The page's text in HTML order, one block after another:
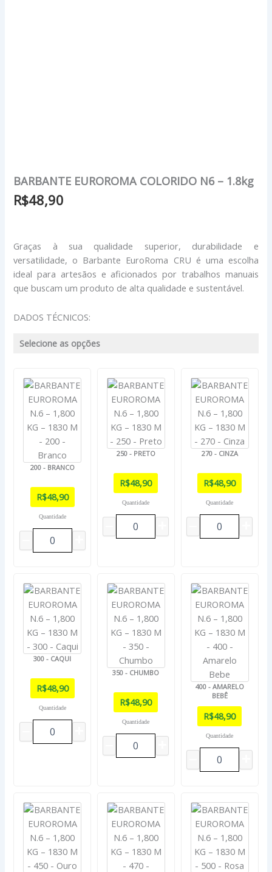
BARBANTE EUROROMA COLORIDO N6 – 1.8kg
R$48,90
Graças à sua qualidade superior, durabilidade e
versatilidade, o Barbante EuroRoma CRU é uma escolha
ideal para artesãos e aficionados por trabalhos manuais
que buscam um produto de alta qualidade e sustentável.
DADOS TÉCNICOS:
Selecione as opções
200 - BRANCO
R$48,90
Quantidade
250 - PRETO
R$48,90
Quantidade
270 - CINZA
R$48,90
Quantidade
300 - CAQUI
R$48,90
Quantidade
350 - CHUMBO
R$48,90
Quantidade
400 - AMARELO
BEBÊ
R$48,90
Quantidade